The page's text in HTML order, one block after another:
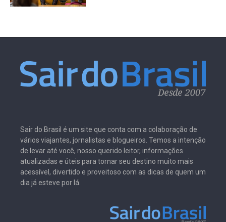
Sair do Brasil é um site que conta com a colaboração de
vários viajantes, jornalistas e blogueiros. Temos a intenção
de levar até você, nosso querido leitor, informações
atualizadas e úteis para tornar seu destino muito mais
acessível, divertido e proveitoso com as dicas de quem um
dia já esteve por lá.